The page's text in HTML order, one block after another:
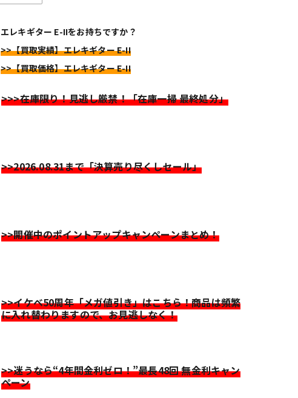
エレキギター E-IIをお持ちですか？
>>【買取実績】エレキギター E-II
>>【買取価格】エレキギター E-II
>>>在庫限り！見逃し厳禁！「在庫一掃 最終処分」
>>2026.08.31まで「決算売り尽くしセール」
>>開催中のポイントアップキャンペーンまとめ！
>>イケベ50周年「メガ値引き」はこちら！商品は頻繁
に入れ替わりますので、お見逃しなく！
>>迷うなら“4年間金利ゼロ！”最長48回 無金利キャン
ペーン